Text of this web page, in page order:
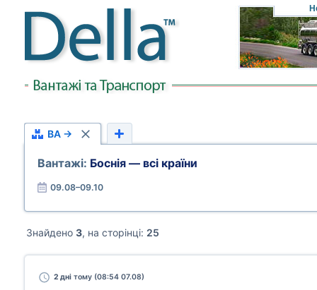
BA →
Вантажі: Боснія — всі країни
09.08–09.10
Знайдено 3, на сторінці: 25
2 дні тому (08:54 07.08)